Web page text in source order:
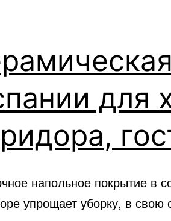
для
напольное покрытие в
упрощает уборку, в свою